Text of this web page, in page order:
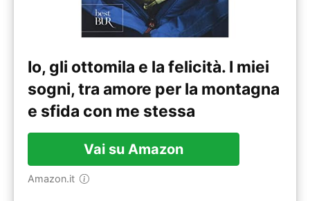
Io, gli ottomila e la felicità. I miei
sogni, tra amore per la montagna
e sfida con me stessa
Vai su Amazon
Amazon.it